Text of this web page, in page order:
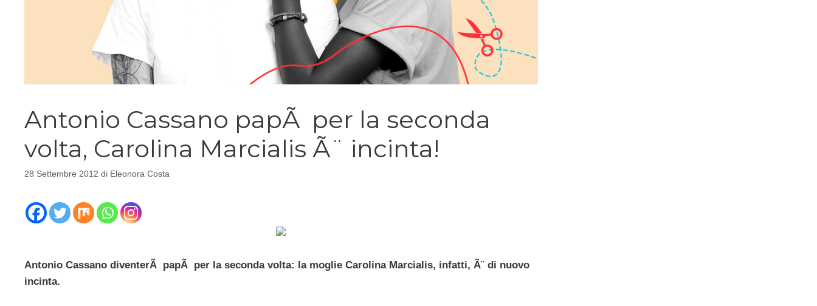
Antonio Cassano papÃ per la seconda
volta, Carolina Marcialis Ã¨ incinta!
28 Settembre 2012 di Eleonora Costa
Antonio Cassano diventerÃ papÃ per la seconda volta: la moglie Carolina Marcialis, infatti, Ã¨ di nuovo
incinta.